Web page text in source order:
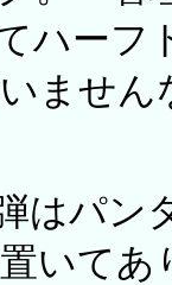
ハー
ませ
はパン
いて